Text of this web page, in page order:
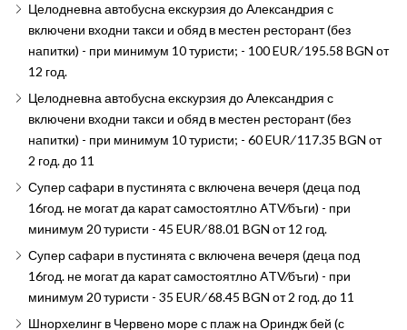
Целодневна автобусна екскурзия до Александрия с
включени входни такси и обяд в местен ресторант (без
напитки) - при минимум 10 туристи; - 100 EUR ∕ 195.58 BGN от
12 год.
Целодневна автобусна екскурзия до Александрия с
включени входни такси и обяд в местен ресторант (без
напитки) - при минимум 10 туристи; - 60 EUR ∕ 117.35 BGN от
2 год. до 11
Супер сафари в пустинята с включена вечеря (деца под
16год. не могат да карат самостоятлно ATV∕бъги) - при
минимум 20 туристи - 45 EUR ∕ 88.01 BGN от 12 год.
Супер сафари в пустинята с включена вечеря (деца под
16год. не могат да карат самостоятлно ATV∕бъги) - при
минимум 20 туристи - 35 EUR ∕ 68.45 BGN от 2 год. до 11
Шнорхелинг в Червено море с плаж на Ориндж бей (с